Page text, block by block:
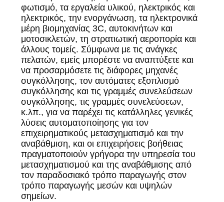
φωτισμό, τα εργαλεία υλικού, ηλεκτρικός και
ηλεκτρικός, την ενοργάνωση, τα ηλεκτρονικά
μέρη βιομηχανίας 3C, αυτοκινήτων και
μοτοσικλετών, τη στρατιωτική αεροπορία και
άλλους τομείς. Σύμφωνα με τις ανάγκες
πελατών, εμείς μπορέστε να αναπτύξετε και
να προσαρμόσετε τις διάφορες μηχανές
συγκόλλησης, τον αυτόματες εξοπλισμό
συγκόλλησης και τις γραμμές συνελεύσεων
συγκόλλησης, τις γραμμές συνελεύσεων,
κ.λπ., για να παρέχει τις κατάλληλες γενικές
λύσεις αυτοματοποίησης για τον
επιχειρηματικούς μετασχηματισμό και την
αναβάθμιση, και οι επιχειρήσεις βοήθειας
πραγματοποιούν γρήγορα την υπηρεσία του
μετασχηματισμού και της αναβάθμισης από
τον παραδοσιακό τρόπο παραγωγής στον
τρόπο παραγωγής μεσών και υψηλών
σημείων.